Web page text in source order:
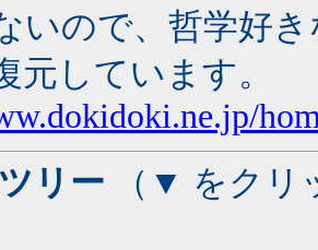
いので、哲学好
元しています。
リー （▼ をクリ